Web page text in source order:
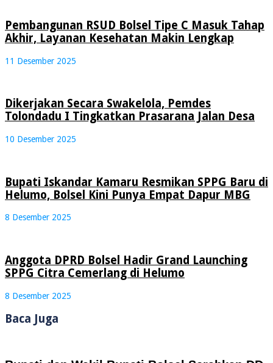
Pembangunan RSUD Bolsel Tipe C Masuk Tahap
Akhir, Layanan Kesehatan Makin Lengkap
11 Desember 2025
Dikerjakan Secara Swakelola, Pemdes
Tolondadu I Tingkatkan Prasarana Jalan Desa
10 Desember 2025
Bupati Iskandar Kamaru Resmikan SPPG Baru di
Helumo, Bolsel Kini Punya Empat Dapur MBG
8 Desember 2025
Anggota DPRD Bolsel Hadir Grand Launching
SPPG Citra Cemerlang di Helumo
8 Desember 2025
Baca Juga